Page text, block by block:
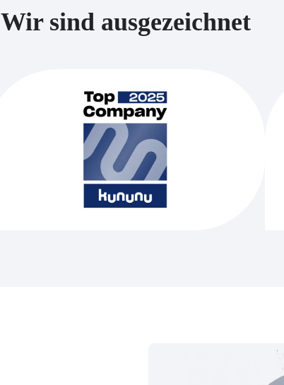
Wir sind ausgezeichnet